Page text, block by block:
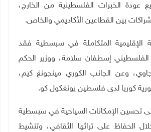
عودة الخبرات الفلسطينية من الخارج،
بين القطاعين الأكاديمي والخاص.
الإقليمية المتكاملة في سبسطية فقد
إسطفان سلامة، ووزير الحكم
وعن الجانب الكوري مينجونغ كيم،
كوريا لدى فلسطين يونغكول كو.
تحسين الإمكانات السياحية في سبسطية
الحفاظ على تراثها الثقافي، وتنشيط